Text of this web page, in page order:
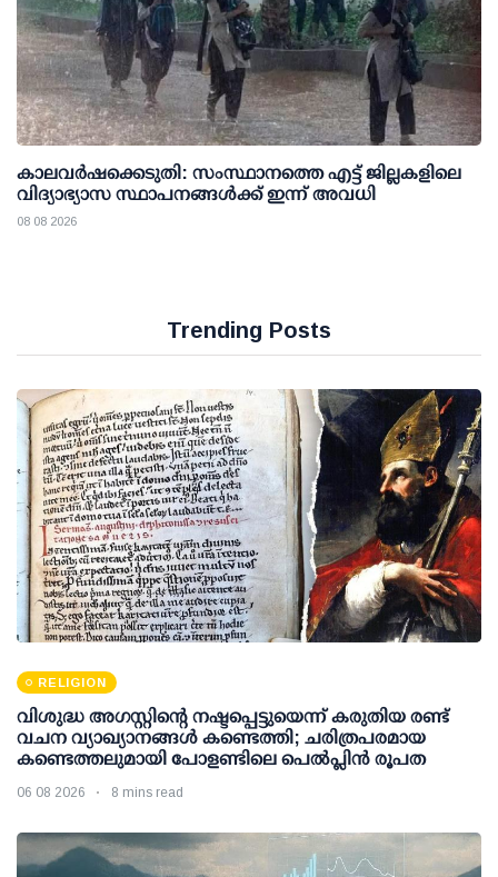
കാലവര്‍ഷക്കെടുതി: സംസ്ഥാനത്തെ എട്ട് ജില്ലകളിലെ
വിദ്യാഭ്യാസ സ്ഥാപനങ്ങള്‍ക്ക് ഇന്ന് അവധി
08 08 2026
Trending Posts
RELIGION
വിശുദ്ധ അഗസ്റ്റിന്റെ നഷ്ടപ്പെട്ടുയെന്ന് കരുതിയ രണ്ട്
വചന വ്യാഖ്യാനങ്ങൾ കണ്ടെത്തി; ചരിത്രപരമായ
കണ്ടെത്തലുമായി പോളണ്ടിലെ പെൽപ്ലിൻ രൂപത
06 08 2026 8 mins read